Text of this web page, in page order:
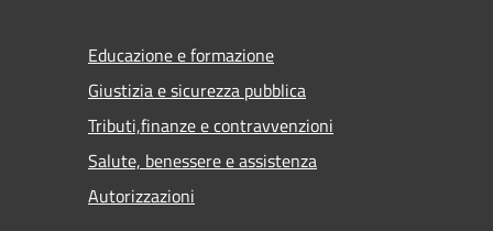
Educazione e formazione
Giustizia e sicurezza pubblica
Tributi,finanze e contravvenzioni
Salute, benessere e assistenza
Autorizzazioni